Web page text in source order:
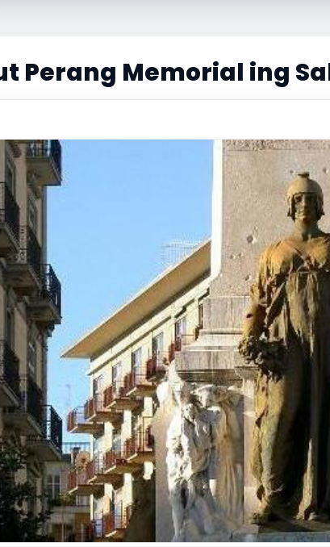
Perang Memorial ing